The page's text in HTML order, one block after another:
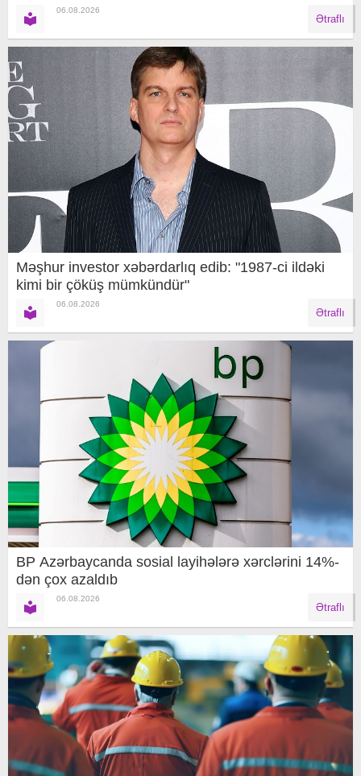
06.08.2026
Ətraflı
Məşhur investor xəbərdarlıq edib: "1987-ci ildəki
kimi bir çöküş mümkündür"
06.08.2026
Ətraflı
BP Azərbaycanda sosial layihələrə xərclərini 14%-
dən çox azaldıb
06.08.2026
Ətraflı